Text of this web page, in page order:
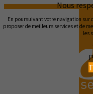
Nous
En poursuivant votre navigation sur
proposer de meilleurs services et de
les